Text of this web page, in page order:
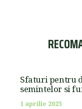
Sfaturi pentru
semintelor si
1 aprilie 2025